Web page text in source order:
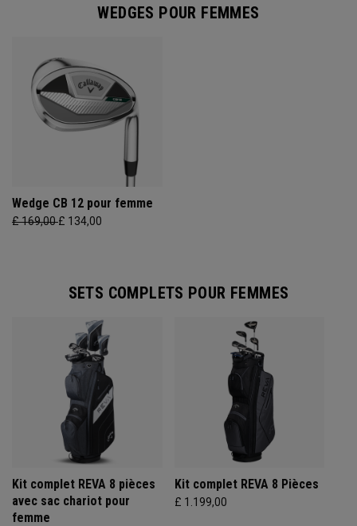
WEDGES POUR FEMMES
Wedge CB 12 pour femme
£ 169,00£ 134,00
SETS COMPLETS POUR FEMMES
Kit complet REVA 8 pièces
avec sac chariot pour
femme
Kit complet REVA 8 Pièces
£ 1.199,00